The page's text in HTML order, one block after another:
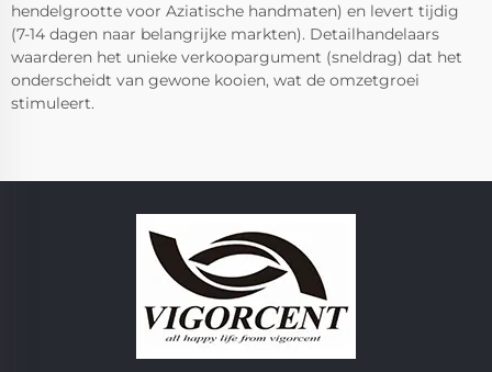
hendelgrootte voor Aziatische handmaten) en levert tijdig
(7-14 dagen naar belangrijke markten). Detailhandelaars
waarderen het unieke verkoopargument (sneldrag) dat het
onderscheidt van gewone kooien, wat de omzetgroei
stimuleert.